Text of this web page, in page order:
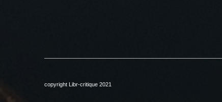
copyright Libr-critique 2021